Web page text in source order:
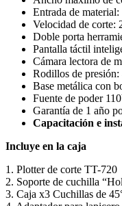
Entrada de material:
Velocidad de corte:
Doble porta
Pantalla táctil
Cámara lectora de
Rodillos de presión:
Base metálica con
Fuente de poder
Garantía de 1 año
Capacitación e
Incluye en la caja
1. Plotter de corte TT-720
2. Soporte de cuchilla
3. Caja x3 Cuchillas de